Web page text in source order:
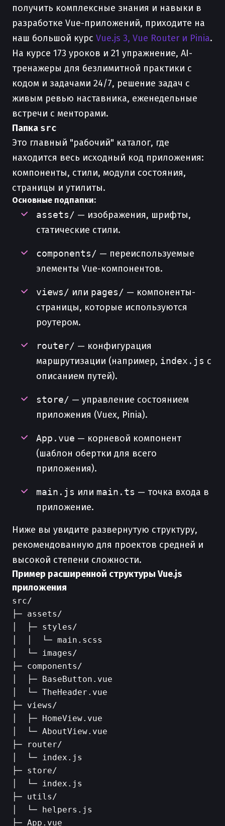
получить комплексные знания и навыки в
разработке Vue-приложений, приходите на
наш большой курс Vue.js 3, Vue Router и Pinia.
На курсе 173 уроков и 21 упражнение, AI-
тренажеры для безлимитной практики с
кодом и задачами 24/7, решение задач с
живым ревью наставника, еженедельные
встречи с менторами.
Папка src
Это главный "рабочий" каталог, где
находится весь исходный код приложения:
компоненты, стили, модули состояния,
страницы и утилиты.
Основные подпапки:
assets/ — изображения, шрифты,
статические стили.
components/ — переиспользуемые
элементы Vue-компонентов.
views/ или pages/ — компоненты-
страницы, которые используются
роутером.
router/ — конфигурация
маршрутизации (например, index.js с
описанием путей).
store/ — управление состоянием
приложения (Vuex, Pinia).
App.vue — корневой компонент
(шаблон обертки для всего
приложения).
main.js или main.ts — точка входа в
приложение.
Ниже вы увидите развернутую структуру,
рекомендованную для проектов средней и
высокой степени сложности.
Пример расширенной структуры Vue.js
приложения
src/
├─ assets/
│  ├─ styles/
│  │  └─ main.scss
│  └─ images/
├─ components/
│  ├─ BaseButton.vue
│  └─ TheHeader.vue
├─ views/
│  ├─ HomeView.vue
│  └─ AboutView.vue
├─ router/
│  └─ index.js
├─ store/
│  └─ index.js
├─ utils/
│  └─ helpers.js
├─ App.vue